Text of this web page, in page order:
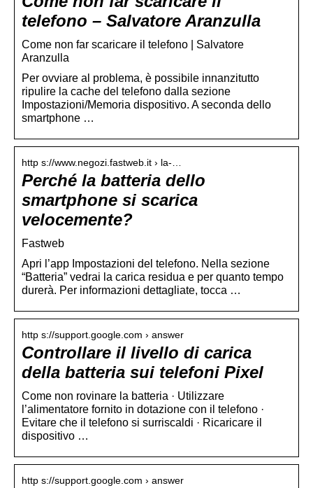
telefono – Salvatore Aranzulla
Come non far scaricare il telefono | Salvatore
Aranzulla
Per ovviare al problema, è possibile innanzitutto
ripulire la cache del telefono dalla sezione
Impostazioni/Memoria dispositivo. A seconda dello
smartphone …
http s://www.negozi.fastweb.it › la-…
Perché la batteria dello
smartphone si scarica
velocemente?
Fastweb
Apri l’app Impostazioni del telefono. Nella sezione
“Batteria” vedrai la carica residua e per quanto tempo
durerà. Per informazioni dettagliate, tocca …
http s://support.google.com › answer
Controllare il livello di carica
della batteria sui telefoni Pixel
Come non rovinare la batteria · Utilizzare
l’alimentatore fornito in dotazione con il telefono ·
Evitare che il telefono si surriscaldi · Ricaricare il
dispositivo …
http s://support.google.com › answer